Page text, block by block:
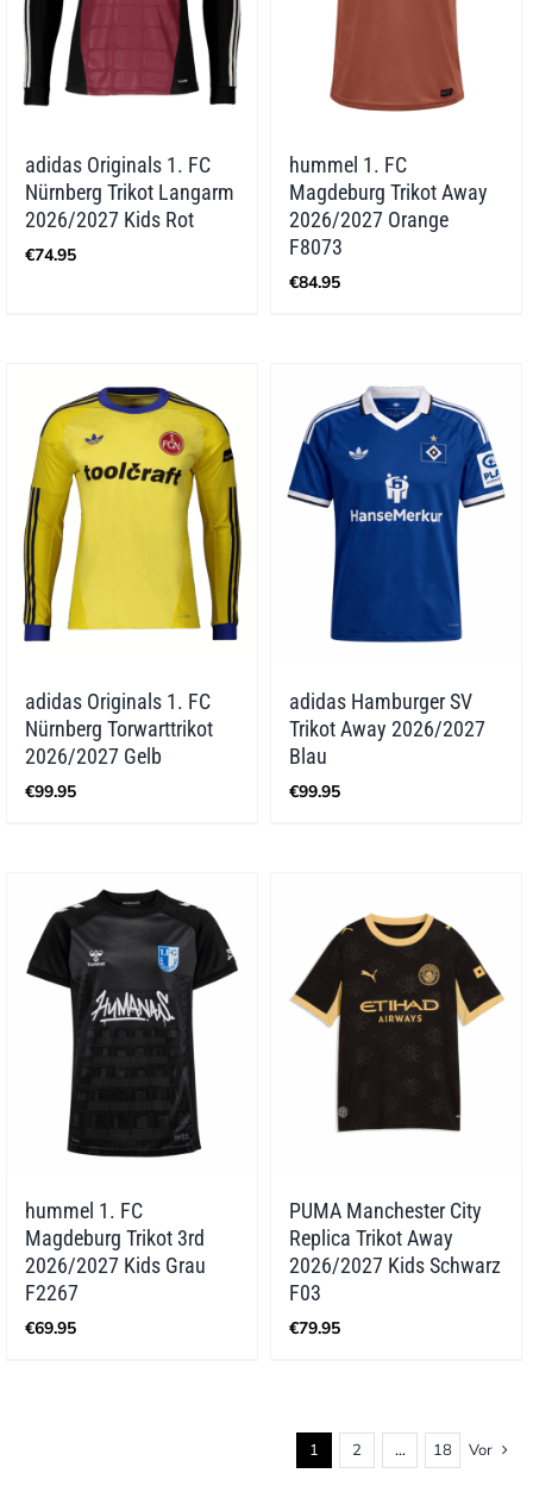
adidas Originals 1. FC
Nürnberg Trikot Langarm
2026/2027 Kids Rot
€74.95
hummel 1. FC
Magdeburg Trikot Away
2026/2027 Orange
F8073
€84.95
adidas Originals 1. FC
Nürnberg Torwarttrikot
2026/2027 Gelb
€99.95
adidas Hamburger SV
Trikot Away 2026/2027
Blau
€99.95
hummel 1. FC
Magdeburg Trikot 3rd
2026/2027 Kids Grau
F2267
€69.95
PUMA Manchester City
Replica Trikot Away
2026/2027 Kids Schwarz
F03
€79.95
1 2 … 18 Vor